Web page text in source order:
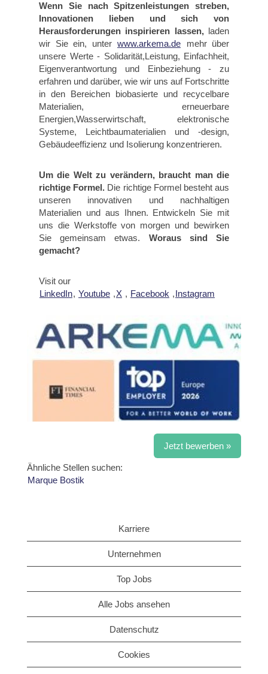
Wenn Sie nach Spitzenleistungen streben,
Innovationen lieben und sich von
Herausforderungen inspirieren lassen,laden
wir Sie ein, unter www.arkema.de mehr über
unsere Werte - Solidarität,Leistung, Einfachheit,
Eigenverantwortung und Einbeziehung - zu
erfahren und darüber, wie wir uns auf Fortschritte
in den Bereichen biobasierte und recycelbare
Materialien, erneuerbare
Energien,Wasserwirtschaft, elektronische
Systeme, Leichtbaumaterialien und -design,
Gebäudeeffizienz und Isolierung konzentrieren.
Um die Welt zu verändern, braucht man die
richtige Formel. Die richtige Formel besteht aus
unseren innovativen und nachhaltigen
Materialien und aus Ihnen. Entwickeln Sie mit
uns die Werkstoffe von morgen und bewirken
Sie gemeinsam etwas. Woraus sind Sie
gemacht?
Visit our
LinkedIn, Youtube ,X , Facebook ,Instagram
Jetzt bewerben »
Ähnliche Stellen suchen:
Marque Bostik
Karriere
Unternehmen
Top Jobs
Alle Jobs ansehen
Datenschutz
Cookies